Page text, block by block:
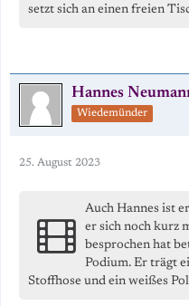
setzt sich an einen freien
Hannes
Wiedemünder
25. August 2023
Auch Hannes ist
er sich noch kurz
besprochen hat
Podium. Er trägt
Stoffhose und ein weißes